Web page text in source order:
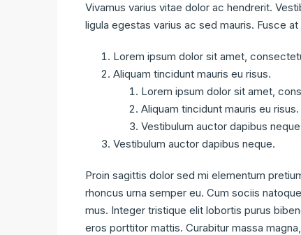
Vivamus varius vitae dolor ac hendrerit.
ligula egestas varius ac sed mauris. Fusce
Lorem ipsum dolor sit amet,
Aliquam tincidunt mauris eu risus.
Lorem ipsum dolor sit amet,
Aliquam tincidunt mauris eu risus.
Vestibulum auctor dapibus
Vestibulum auctor dapibus neque.
Proin sagittis dolor sed mi elementum
rhoncus urna semper eu. Cum sociis
mus. Integer tristique elit lobortis purus
eros porttitor mattis. Curabitur massa